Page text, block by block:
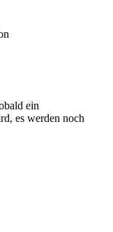
ein
es werden noch